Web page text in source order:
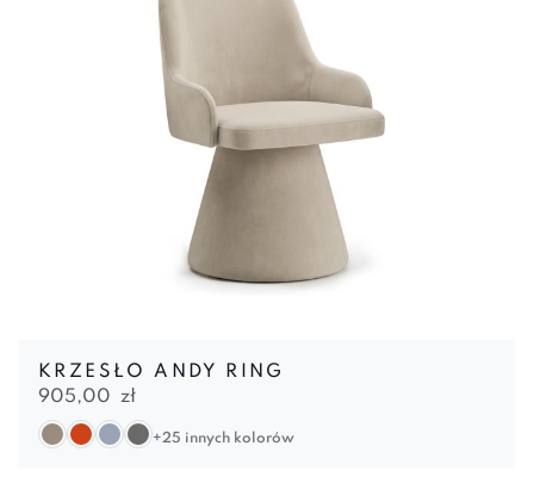
KRZESŁO ANDY RING
905,00 zł
+25 innych kolorów